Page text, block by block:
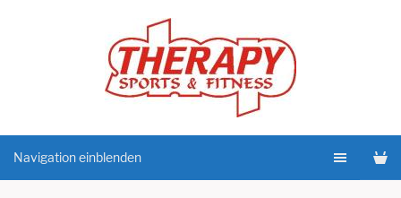
Navigation einblenden